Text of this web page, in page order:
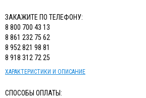
ТЕРМОМЕТРЫ, ГИГРОМЕТРЫ ВИТ
КАБЕЛЬ И КАБЕЛЕНЕСУЩИЕ СИСТЕМЫ
ЗАКАЖИТЕ ПО ТЕЛЕФОНУ:
8 800 700 43 13
8 861 232 75 62
8 952 821 98 81
8 918 312 72 25
ХАРАКТЕРИСТИКИ И ОПИСАНИЕ
СПОСОБЫ ОПЛАТЫ: